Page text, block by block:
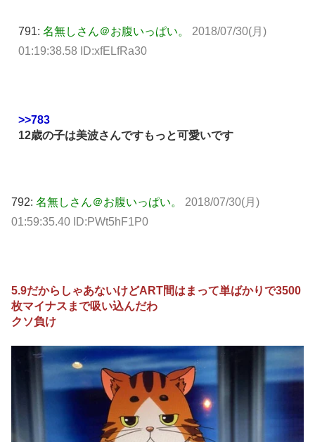
791: 名無しさん＠お腹いっぱい。
2018/07/30(月)
01:19:38.58 ID:xfELfRa30
>>783
12歳の子は美波さんですもっと可愛いです
792: 名無しさん＠お腹いっぱい。
2018/07/30(月)
01:59:35.40 ID:PWt5hF1P0
5.9だからしゃあないけどART間はまって単ばかりで3500
枚マイナスまで吸い込んだわ
クソ負け